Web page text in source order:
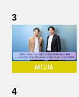
3
4